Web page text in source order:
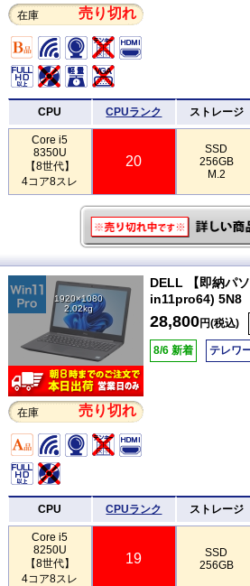
在庫 売り切れ
CPU CPUランク ストレージ
Core i5
8350U
【8世代】
4コア8スレ
20
SSD
256GB
M.2
1920×1080
2.02kg
在庫 売り切れ
DELL 【即納パ
in11pro64)
28,800円(税込)
8/6 新着 テレワ
CPU CPUランク ストレージ
Core i5
8250U
【8世代】
4コア8スレ
19
SSD
256GB